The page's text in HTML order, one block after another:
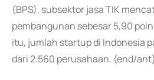
(BPS), subsektor jasa TIK
pembangunan sebesar 5,90
itu, jumlah startup di Indonesia
dari 2.560 perusahaan. (end/ant)